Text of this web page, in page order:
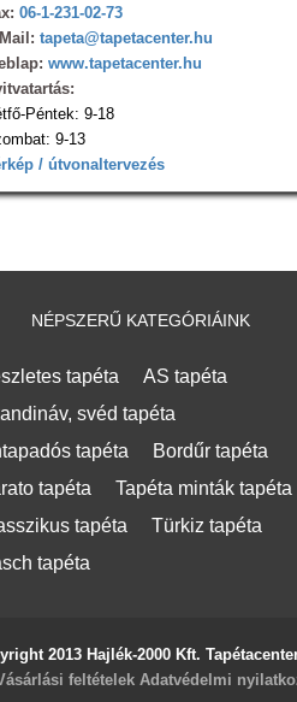
06-1-231-02-73
tapeta@tapetacenter.hu
www.tapetacenter.hu
Péntek: 9-18
9-13
/ útvonaltervezés
NÉPSZERŰ KATEGÓRIÁINK
tapéta
AS tapéta
svéd tapéta
tapéta
Bordűr tapéta
tapéta
Tapéta minták tapéta
tapéta
Türkiz tapéta
tapéta
2013 Hajlék-2000 Kft.
feltételek Adatvédelmi